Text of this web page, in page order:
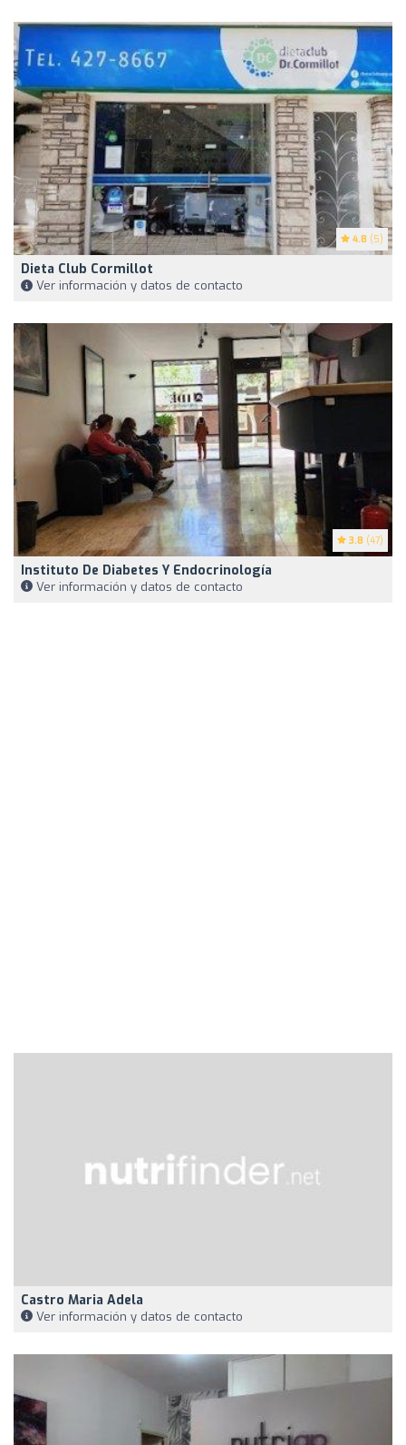
4.8 (5)
Dieta Club Cormillot
Ver información y datos de contacto
3.8 (47)
Instituto De Diabetes Y Endocrinología
Ver información y datos de contacto
Castro Maria Adela
Ver información y datos de contacto